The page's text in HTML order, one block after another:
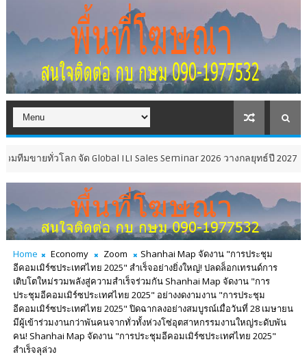
โลก จัด Global ILI Sales Seminar 2026 วางกลยุทธ์ปี 2027 รับดีมานด์
Home Economy Zoom
Shanhai Map จัดงาน "การประชุม
อีคอมเมิร์ซประเทศไทย 2025" สำเร็จอย่างยิ่งใหญ่! ปลดล็อกเทรนด์การ
เติบโตใหม่รวมพลังสู่ความสำเร็จร่วมกัน Shanhai Map จัดงาน "การ
ประชุมอีคอมเมิร์ซประเทศไทย 2025" อย่างงดงามงาน "การประชุม
อีคอมเมิร์ซประเทศไทย 2025" ปิดฉากลงอย่างสมบูรณ์เมื่อวันที่ 28 เมษายน
มีผู้เข้าร่วมงานกว่าพันคนจากทั่วทั้งห่วงโซ่อุตสาหกรรมงานใหญ่ระดับพัน
คน! Shanhai Map จัดงาน "การประชุมอีคอมเมิร์ซประเทศไทย 2025"
สำเร็จลุล่วง